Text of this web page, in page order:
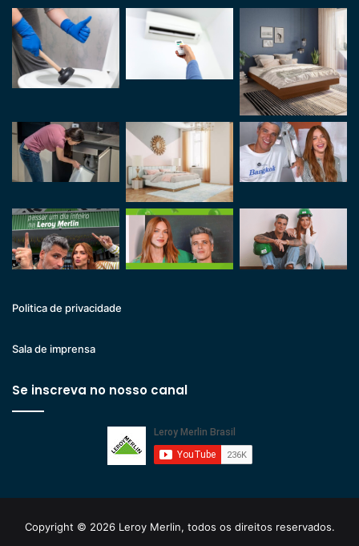
Politica de privacidade
Sala de imprensa
Se inscreva no nosso canal
Copyright © 2026 Leroy Merlin, todos os direitos reservados.